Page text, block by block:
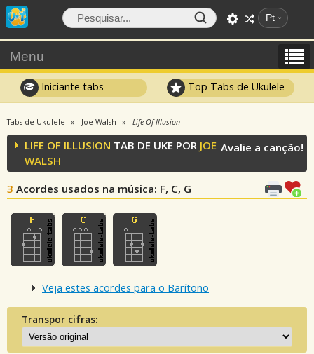
Pt
Menu
Iniciante tabs Top Tabs de Ukulele
Tabs de Ukulele Joe Walsh Life Of Illusion
LIFE OF ILLUSION TAB DE UKE POR JOE
WALSH
3 Acordes usados na música: F, C, G
Avalie a canção!
Veja estes acordes para o Barítono
Transpor cifras: